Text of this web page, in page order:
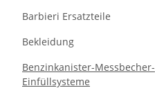
Barbieri Ersatzteile
Bekleidung
Benzinkanister-Messbecher-
Einfüllsysteme